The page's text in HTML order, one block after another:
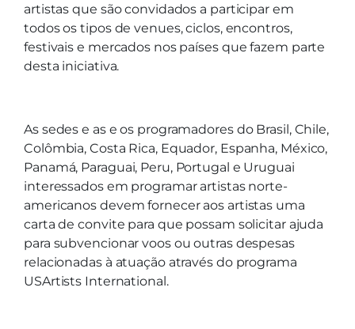
artistas que são convidados a participar em
todos os tipos de venues, ciclos, encontros,
festivais e mercados nos países que fazem parte
desta iniciativa.
As sedes e as e os programadores do Brasil, Chile,
Colômbia, Costa Rica, Equador, Espanha, México,
Panamá, Paraguai, Peru, Portugal e Uruguai
interessados em programar artistas norte-
americanos devem fornecer aos artistas uma
carta de convite para que possam solicitar ajuda
para subvencionar voos ou outras despesas
relacionadas à atuação através do programa
USArtists International.